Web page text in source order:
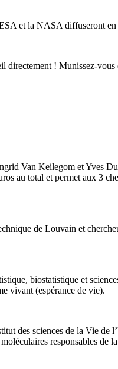
et la NASA diffuseront
! Munissez-vous
Van Keilegom et Yves
au total et permet aux 3
de Louvain et
biostatistique et
vivant (espérance de vie).
des sciences de la Vie
responsables